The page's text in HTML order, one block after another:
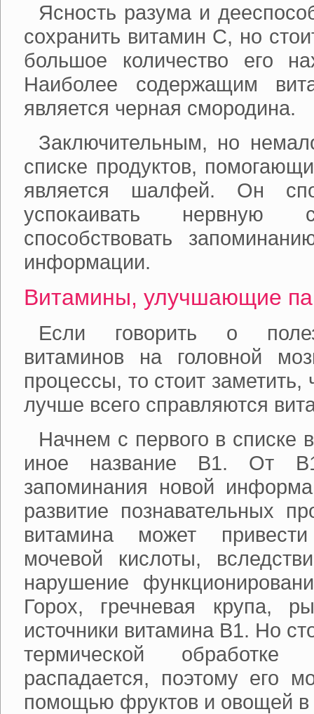
Ясность разума и
сохранить витамин С, но
большое количество его
Наиболее содержащим
является черная смородина.
Заключительным, но
списке продуктов,
является шалфей. Он
успокаивать
способствовать
информации.
Витамины, улучшающие
Если говорить о
витаминов на головной
процессы, то стоит
лучше всего справляются
Начнем с первого в списке
иное название В1. От
запоминания новой
развитие познавательных
витамина может
мочевой кислоты,
нарушение
Горох, гречневая крупа,
источники витамина В1. Но
термической обработке
распадается, поэтому его
помощью фруктов и овощей